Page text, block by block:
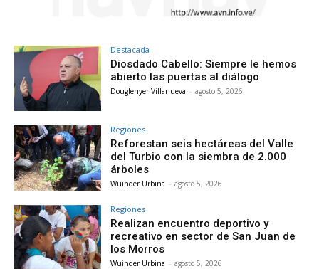
Destacada
Diosdado Cabello: Siempre le hemos
abierto las puertas al diálogo
Douglenyer Villanueva - agosto 5, 2026
Regiones
Reforestan seis hectáreas del Valle
del Turbio con la siembra de 2.000
árboles
Wuinder Urbina - agosto 5, 2026
Regiones
Realizan encuentro deportivo y
recreativo en sector de San Juan de
los Morros
Wuinder Urbina - agosto 5, 2026